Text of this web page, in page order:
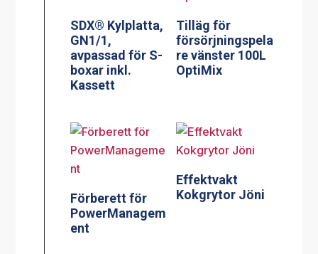
SDX® Kylplatta,
GN1/1,
avpassad för S-
boxar inkl.
Kassett
Tilläg för
försörjningspela
re vänster 100L
OptiMix
Förberett för
PowerManagem
ent
Effektvakt
Kokgrytor Jöni